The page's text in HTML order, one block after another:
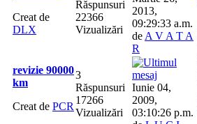
Creat de
DLX
Răspunsuri
22366
Vizualizări
2013,
09:29:33 a.m.
de A V A T A
R
revizie 90000
km
Creat de PCR
3
Răspunsuri
17266
Vizualizări
Iunie 04,
2009,
03:10:26 p.m.